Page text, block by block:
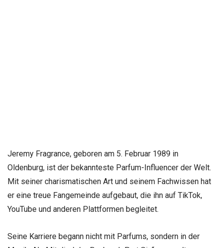
Jeremy Fragrance, geboren am 5. Februar 1989 in
Oldenburg, ist der bekannteste Parfum-Influencer der Welt.
Mit seiner charismatischen Art und seinem Fachwissen hat
er eine treue Fangemeinde aufgebaut, die ihn auf TikTok,
YouTube und anderen Plattformen begleitet.
Seine Karriere begann nicht mit Parfums, sondern in der